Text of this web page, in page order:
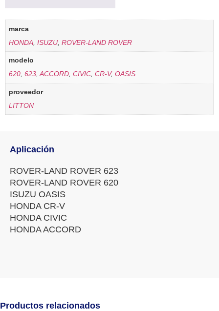
marca
HONDA ,ISUZU ,ROVER-LAND ROVER
modelo
620,623,ACCORD,CIVIC,CR-V,OASIS
proveedor
LITTON
Aplicación
ROVER-LAND ROVER 623
ROVER-LAND ROVER 620
ISUZU OASIS
HONDA CR-V
HONDA CIVIC
HONDA ACCORD
Productos relacionados